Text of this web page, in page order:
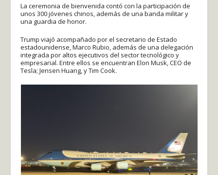
La ceremonia de bienvenida contó con la participación de
unos 300 jóvenes chinos, además de una banda militar y
una guardia de honor.
Trump viajó acompañado por el secretario de Estado
estadounidense, Marco Rubio, además de una delegación
integrada por altos ejecutivos del sector tecnológico y
empresarial. Entre ellos se encuentran Elon Musk, CEO de
Tesla; Jensen Huang, y Tim Cook.